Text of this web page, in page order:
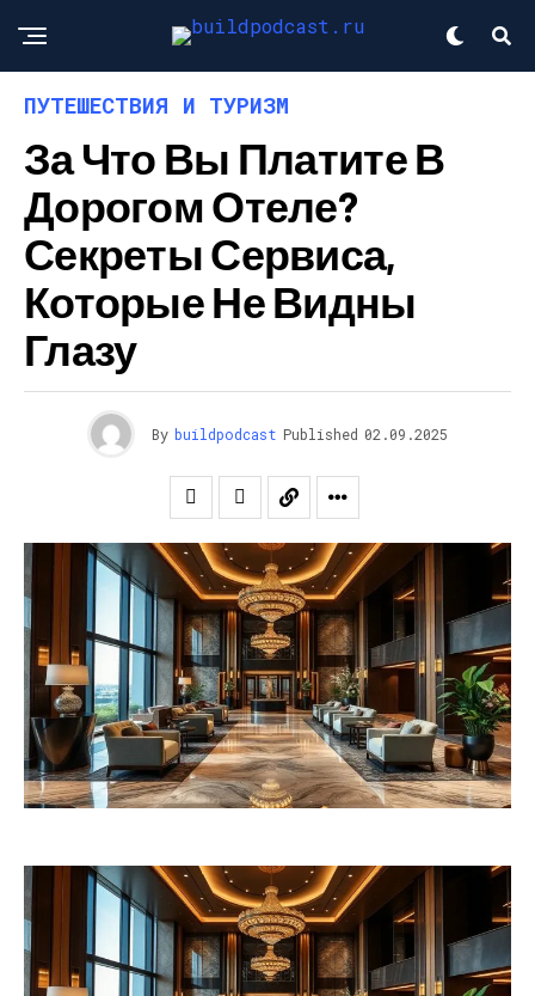
ПУТЕШЕСТВИЯ И ТУРИЗМ
За Что Вы Платите В
Дорогом Отеле?
Секреты Сервиса,
Которые Не Видны
Глазу
By buildpodcast Published 02.09.2025